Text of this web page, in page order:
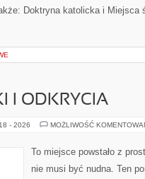
Doktryna katolicka i Miejsca
I ODKRYCIA
- 2026 MOŻLIWOŚĆ
To miejsce powstało z
nie musi być nudna. Ten